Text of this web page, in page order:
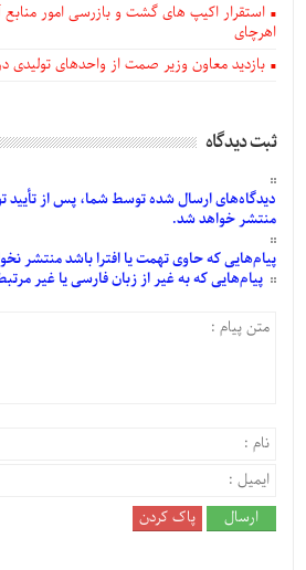
استقرار اکیپ های گشت و بازرسی امور
اهرچای
بازدید معاون وزیر صمت از واحدهای
ثبت دیدگاه
دیدگاه‌هایارسالشدهتوسط شما، پس ازتأیید
منتشر خواهد شد.
پیام‌هاییکه حاوی تهمت یا افترا باشد منتشر
پیام‌هاییکه به غیر از زبان فارسی یا غیر